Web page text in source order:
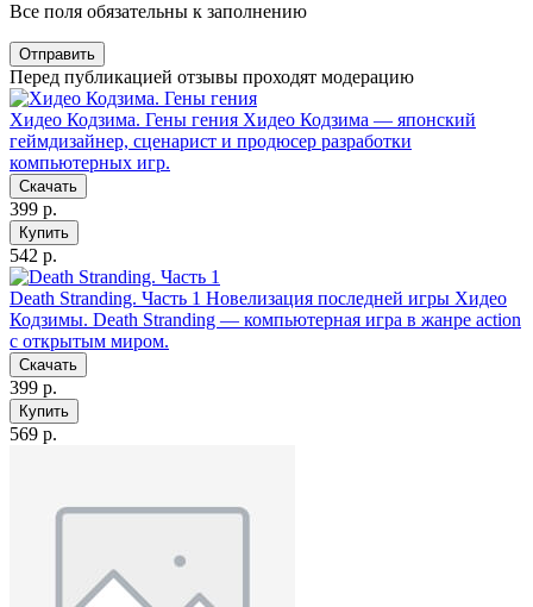
Все поля обязательны к заполнению
Отправить
Перед публикацией отзывы проходят модерацию
Хидео Кодзима. Гены гения Хидео Кодзима — японский
геймдизайнер, сценарист и продюсер разработки
компьютерных игр.
Скачать
399 р.
Купить
542 р.
Death Stranding. Часть 1 Новелизация последней игры Хидео
Кодзимы. Death Stranding — компьютерная игра в жанре action
с открытым миром.
Скачать
399 р.
Купить
569 р.